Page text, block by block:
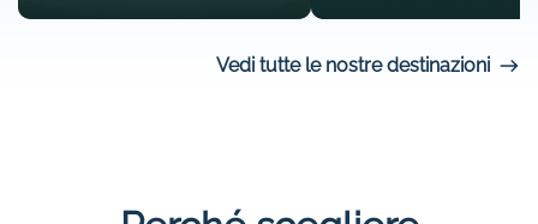
Vedi tutte le nostre destinazioni